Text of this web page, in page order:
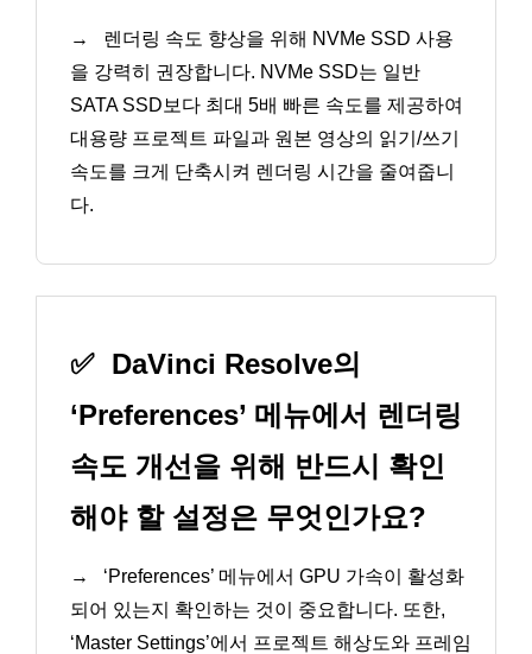
→
렌더링 속도 향상을 위해 NVMe SSD 사용
을 강력히 권장합니다. NVMe SSD는 일반
SATA SSD보다 최대 5배 빠른 속도를 제공하여
대용량 프로젝트 파일과 원본 영상의 읽기/쓰기
속도를 크게 단축시켜 렌더링 시간을 줄여줍니
다.
✅ DaVinci Resolve의
‘Preferences’ 메뉴에서 렌더링
속도 개선을 위해 반드시 확인
해야 할 설정은 무엇인가요?
→
‘Preferences’ 메뉴에서 GPU 가속이 활성화
되어 있는지 확인하는 것이 중요합니다. 또한,
‘Master Settings’에서 프로젝트 해상도와 프레임